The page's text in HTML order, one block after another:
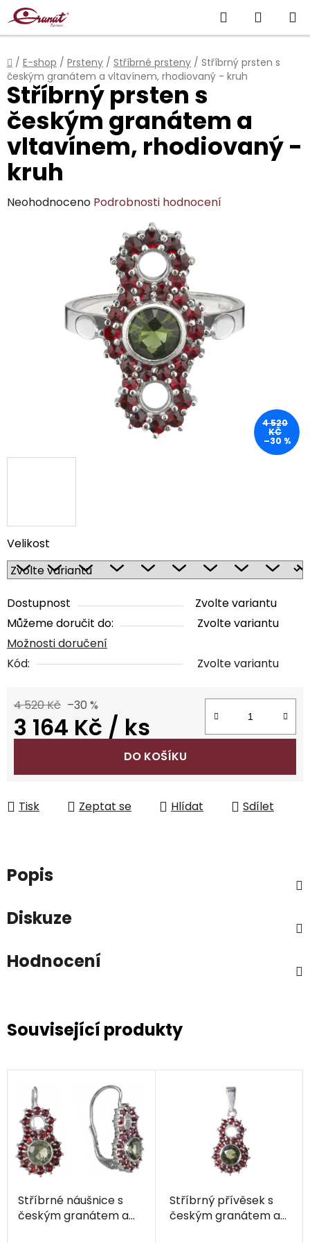
Přejít
na
obsah
Hledat
KOŠÍK
Domů
/ E-shop / Prsteny / Stříbrné prsteny / Stříbrný prsten s
českým granátem a vltavínem, rhodiovaný - kruh
Velikost
Dostupnost
Zvolte variantu
Můžeme doručit do:
Zvolte variantu
Možnosti doručení
Kód:
Zvolte variantu
4 520 Kč –30 %
3 164 Kč / ks
DO KOŠÍKU
Tisk Zeptat se Hlídat Sdílet
Stříbrný prsten s
českým granátem a
vltavínem, rhodiovaný -
kruh
Průměrné
Neohodnoceno Podrobnosti hodnocení
4 520
KČ
–30 %
Popis
Diskuze
Hodnocení
Související produkty
Stříbrné náušnice s
českým granátem a
Stříbrný přívěsek s
českým granátem a